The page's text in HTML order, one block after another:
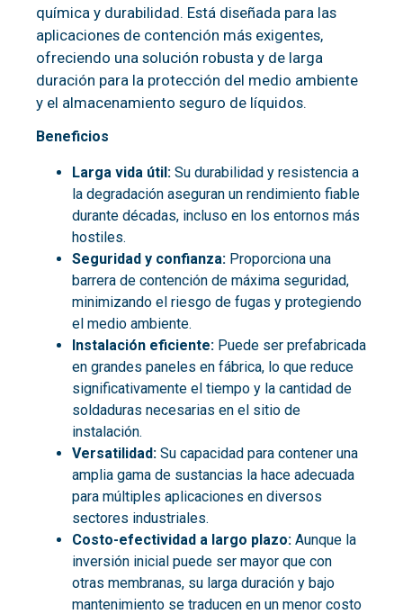
química y durabilidad. Está diseñada para las
aplicaciones de contención más exigentes,
ofreciendo una solución robusta y de larga
duración para la protección del medio ambiente
y el almacenamiento seguro de líquidos.
Beneficios
Larga vida útil: Su durabilidad y resistencia a
la degradación aseguran un rendimiento fiable
durante décadas, incluso en los entornos más
hostiles.
Seguridad y confianza: Proporciona una
barrera de contención de máxima seguridad,
minimizando el riesgo de fugas y protegiendo
el medio ambiente.
Instalación eficiente: Puede ser prefabricada
en grandes paneles en fábrica, lo que reduce
significativamente el tiempo y la cantidad de
soldaduras necesarias en el sitio de
instalación.
Versatilidad: Su capacidad para contener una
amplia gama de sustancias la hace adecuada
para múltiples aplicaciones en diversos
sectores industriales.
Costo-efectividad a largo plazo: Aunque la
inversión inicial puede ser mayor que con
otras membranas, su larga duración y bajo
mantenimiento se traducen en un menor costo